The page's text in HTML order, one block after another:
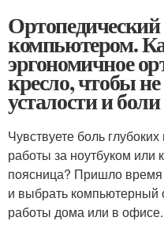
компьютером.
эргономичное
кресло, чтобы
усталости и
Чувствуете боль
работы за ноутбуком
поясница? Пришло время
и выбрать компьютерный
работы дома или в офисе.